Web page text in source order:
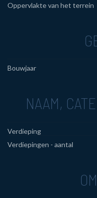
Oppervlakte van het terrein
Bouwjaar
NAAM,
Verdieping
Verdiepingen - aantal